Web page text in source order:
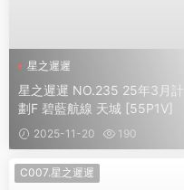
星之遲遲
星之遲遲 NO.235 25年3月計
劃F 碧藍航線 天城 [55P1V]
2025-11-20 190
C007.星之遲遲